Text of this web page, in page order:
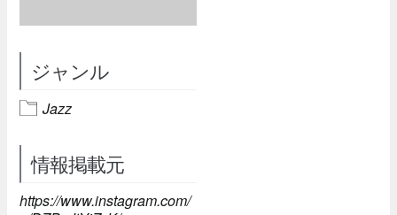
ジャンル
Jazz
情報掲載元
https://www.instagram.com/